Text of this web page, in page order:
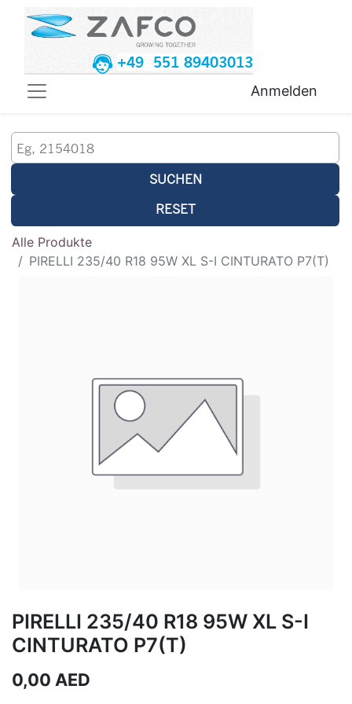
+49 551 89403013
Anmelden
SUCHEN
RESET
Alle Produkte
PIRELLI 235/40 R18 95W XL S-I CINTURATO P7(T)
PIRELLI 235/40 R18 95W XL S-I
CINTURATO P7(T)
0,00 AED